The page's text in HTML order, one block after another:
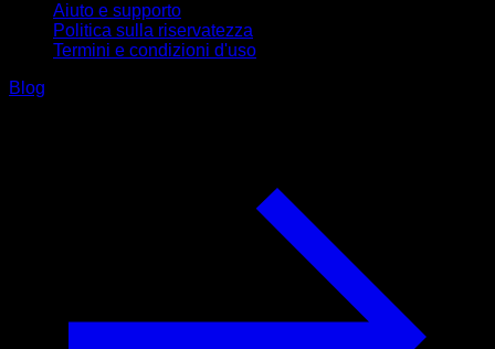
Aiuto e supporto
Politica sulla riservatezza
Termini e condizioni d'uso
Blog